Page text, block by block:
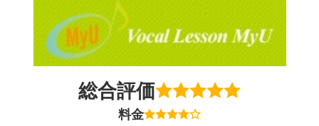
総合評価
料金